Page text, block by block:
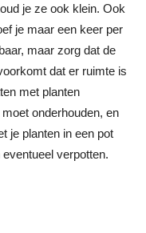
je ze ook klein. Ook
je maar een keer per
maar zorg dat de
dat er ruimte is
met planten
onderhouden, en
je planten in een pot
verpotten.